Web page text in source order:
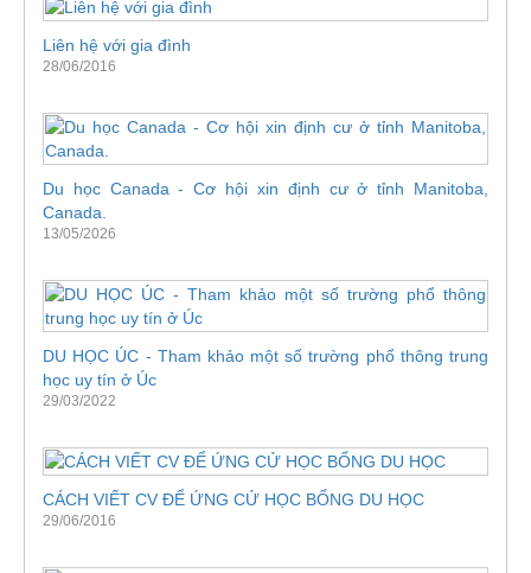
Liên hệ với gia đình
28/06/2016
Du học Canada - Cơ hội xin định cư ở tỉnh Manitoba,
Canada.
13/05/2026
DU HỌC ÚC - Tham khảo một số trường phổ thông trung
học uy tín ở Úc
29/03/2022
CÁCH VIẾT CV ĐỂ ỨNG CỬ HỌC BỔNG DU HỌC
29/06/2016